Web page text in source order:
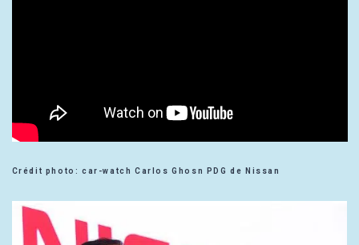
Crédit photo: car-watch Carlos Ghosn PDG de Nissan